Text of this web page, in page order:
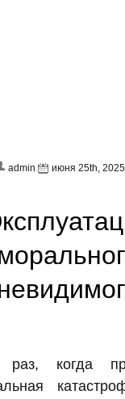
admin июня 25th, 2025
раз, когда